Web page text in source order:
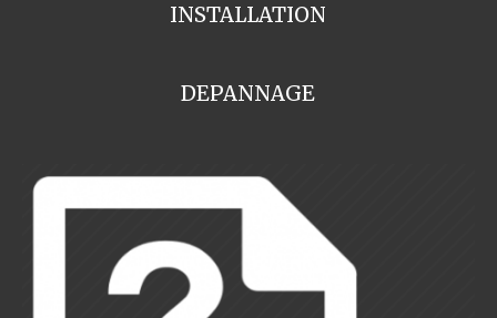
INSTALLATION
DEPANNAGE